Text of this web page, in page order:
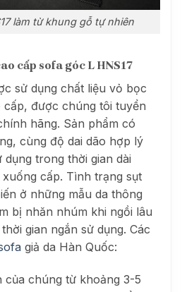
làm từ khung gỗ tự nhiên
cấp sofa góc L HNS17
sử dụng chất liệu vỏ bọc
cấp, được chúng tôi tuyển
hãng. Sản phẩm có
cùng độ dai dão hợp lý
trong thời gian dài
cấp. Tình trạng sụt
ở những mẫu da thông
bị nhăn nhúm khi ngồi lâu
gian ngắn sử dụng. Các
giả da Hàn Quốc:
chúng từ khoảng 3-5